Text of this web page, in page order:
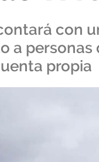
con
a
propia